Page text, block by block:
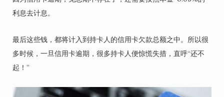
利息去计息。
最后这些钱，都将计入到持卡人的信用卡欠款总额之中。所以很
多时候，一旦信用卡逾期，很多持卡人便惊慌失措，直呼“还不
起！”